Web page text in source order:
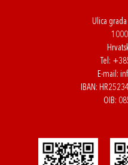
Ulica
Tel:
E-mail:
IBAN:
OIB: